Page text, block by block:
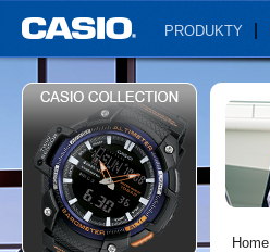
PRODUKTY
Home